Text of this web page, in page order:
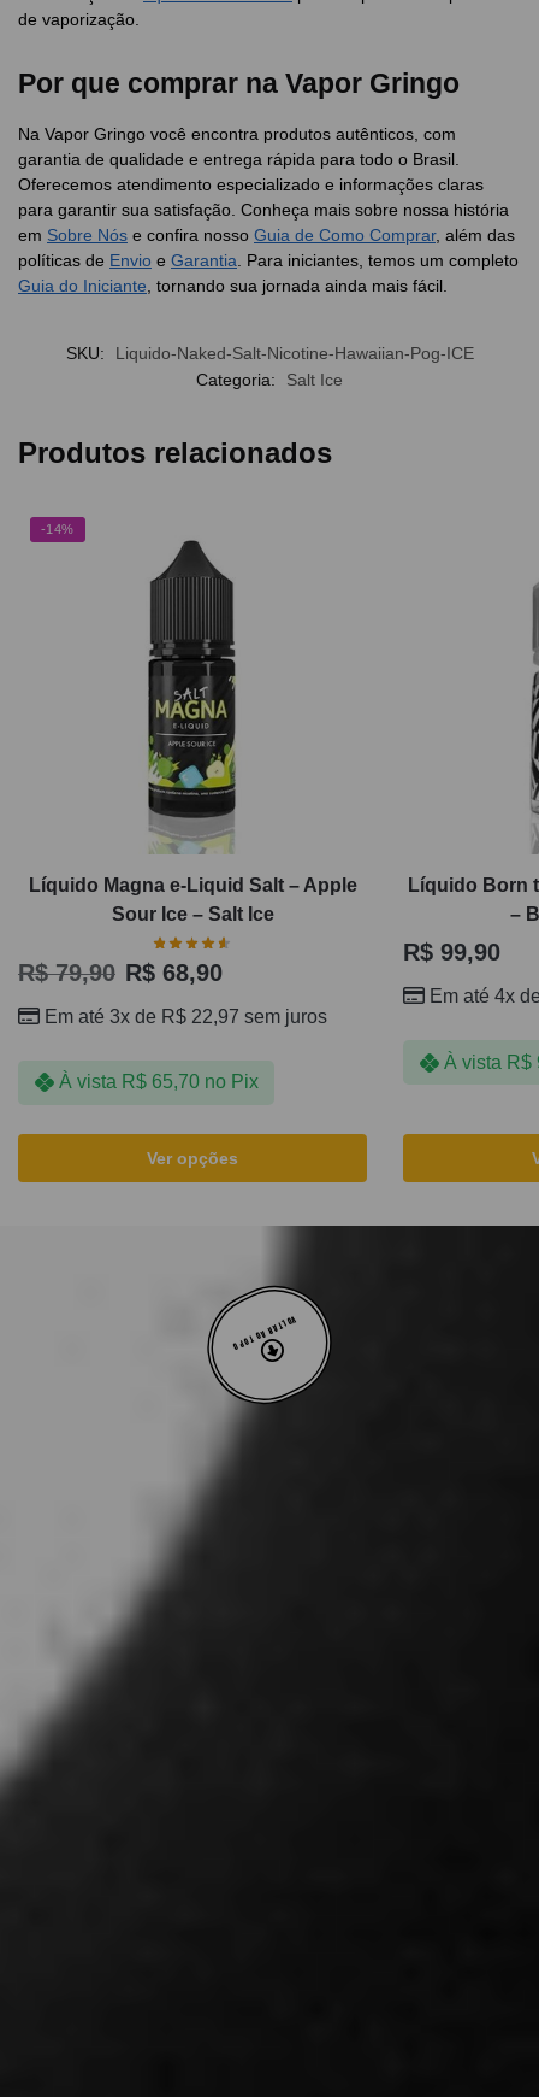
de vaporização.
Por que comprar na Vapor Gringo
Na Vapor Gringo você encontra produtos autênticos, com
garantia de qualidade e entrega rápida para todo o Brasil.
Oferecemos atendimento especializado e informações claras
para garantir sua satisfação. Conheça mais sobre nossa história
em Sobre Nós e confira nosso Guia de Como Comprar, além das
políticas de Envio e Garantia . Para iniciantes, temos um completo
Guia do Iniciante , tornando sua jornada ainda mais fácil.
SKU:
Liquido-Naked-Salt-Nicotine-Hawaiian-Pog-ICE
Categoria:
Salt Ice
Produtos relacionados
-14%
Líquido Magna e-Liquid Salt – Apple
Sour Ice – Salt Ice
R$79,90 R$ 68,90
Em até 3x de R$ 22,97 sem juros
À vista R$65,70 no Pix
Ver opções
Líquido Born
–
R$ 99,90
Em até 4x
À vista R$
VOLTAR AO TOPO